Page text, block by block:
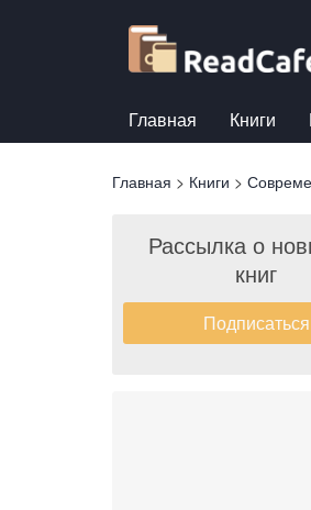
Главная
Книги
Вы
Главная > Книги >
Рассылка о
книг
Подписаться